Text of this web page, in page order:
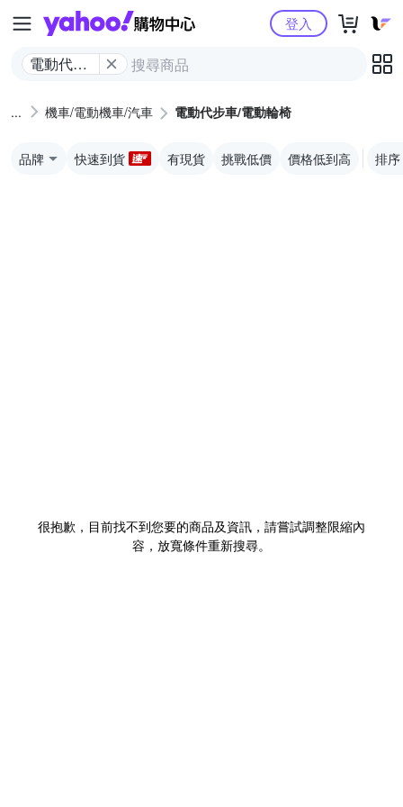
Yahoo購物中心
電動代步
椅
登入
機車/電動機車/汽車 電動代步車/電動輪椅
品牌 快速到貨 有現貨 挑戰低價 價格低到高 排序
很抱歉，目前找不到您要的商品及資訊，請嘗試調整限縮內
容，放寬條件重新搜尋。